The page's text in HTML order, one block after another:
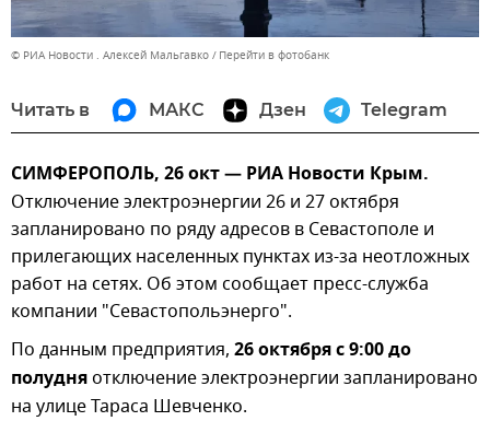
© РИА Новости . Алексей Мальгавко Перейти в фотобанк
Читать в МАКС Дзен Telegram
СИМФЕРОПОЛЬ, 26 окт — РИА Новости Крым.
Отключение электроэнергии 26 и 27 октября
запланировано по ряду адресов в Севастополе и
прилегающих населенных пунктах из-за неотложных
работ на сетях. Об этом сообщает пресс-служба
компании "Севастопольэнерго".
По данным предприятия, 26 октября с 9:00 до
полудня отключение электроэнергии запланировано
на улице Тараса Шевченко.